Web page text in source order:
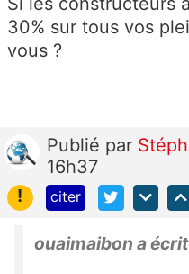
30% sur tous vos
vous ?
Publié par
16h37
!
citer
ouaimaibon a écrit